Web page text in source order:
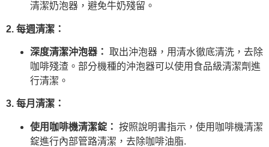
清潔奶泡器，避免牛奶殘留。
2. 每週清潔：
深度清潔沖泡器： 取出沖泡器，用清水徹底清洗，去除
咖啡殘渣。部分機種的沖泡器可以使用食品級清潔劑進
行清潔。
3. 每月清潔：
使用咖啡機清潔錠： 按照說明書指示，使用咖啡機清潔
錠進行內部管路清潔，去除咖啡油脂.